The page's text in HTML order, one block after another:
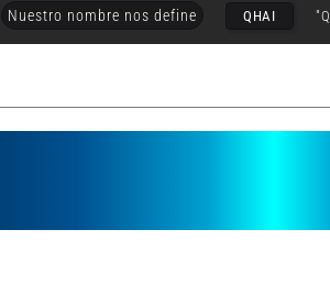
Nuestro nombre nos define QHAI